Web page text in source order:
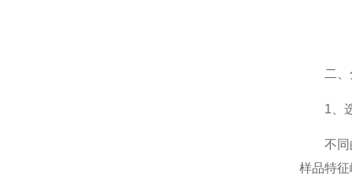
二、
1、选
不同的
样品特